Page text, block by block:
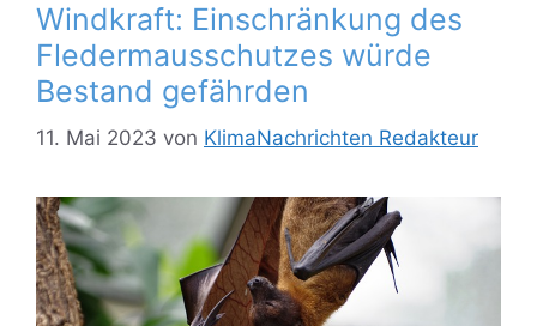
Windkraft: Einschränkung des
Fledermausschutzes würde
Bestand gefährden
11. Mai 2023 von KlimaNachrichten Redakteur